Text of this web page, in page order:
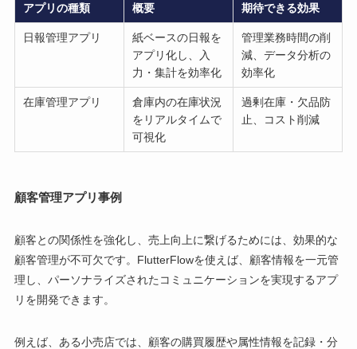
アプリの種類 概要 期待できる効果
日報管理アプリ
紙ベースの日報を
アプリ化し、入
力・集計を効率化
管理業務時間の削
減、データ分析の
効率化
在庫管理アプリ
倉庫内の在庫状況
をリアルタイムで
可視化
過剰在庫・欠品防
止、コスト削減
顧客管理アプリ事例
顧客との関係性を強化し、売上向上に繋げるためには、効果的な
顧客管理が不可欠です。FlutterFlowを使えば、顧客情報を一元管
理し、パーソナライズされたコミュニケーションを実現するアプ
リを開発できます。
例えば、ある小売店では、顧客の購買履歴や属性情報を記録・分